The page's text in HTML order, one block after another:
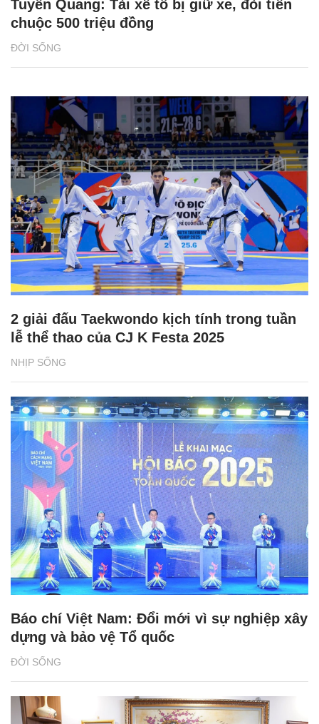
ĐỜI SỐNG
Tuyên Quang: Tài xế tố bị giữ xe, đòi tiền
chuộc 500 triệu đồng
NHỊP SỐNG
2 giải đấu Taekwondo kịch tính trong tuần
lễ thể thao của CJ K Festa 2025
ĐỜI SỐNG
Báo chí Việt Nam: Đổi mới vì sự nghiệp xây
dựng và bảo vệ Tổ quốc